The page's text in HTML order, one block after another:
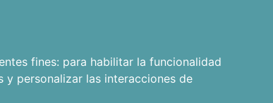
fines: para habilitar la funcionalidad
personalizar las interacciones de